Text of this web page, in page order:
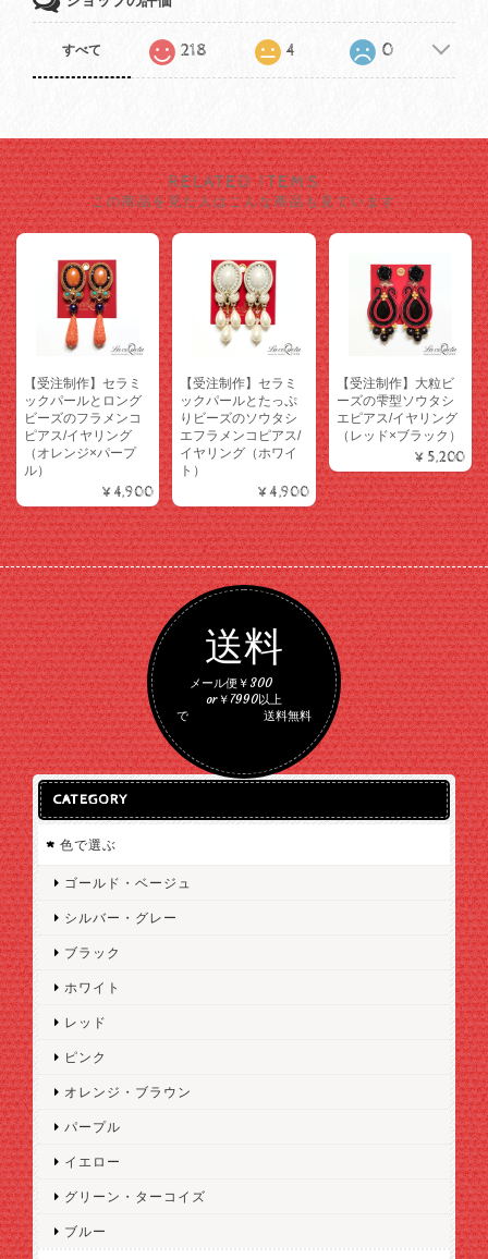
すべて 218 4 0
RELATED ITEMS
この商品を見た人はこんな商品も見ています
【受注制作】セラミ
ックパールとロング
ビーズのフラメンコ
ピアス/イヤリング
（オレンジ×パープ
ル）
¥4,900
【受注制作】セラミ
ックパールとたっぷ
りビーズのソウタシ
エフラメンコピアス/
イヤリング（ホワイ
ト）
¥4,900
【受注制作】大粒ビ
ーズの雫型ソウタシ
エピアス/イヤリング
（レッド×ブラック）
¥5,200
送料
メール便￥300
or￥7990以上
で 送料無料
CATEGORY
色で選ぶ
ゴールド・ベージュ
シルバー・グレー
ブラック
ホワイト
レッド
ピンク
オレンジ・ブラウン
パープル
イエロー
グリーン・ターコイズ
ブルー